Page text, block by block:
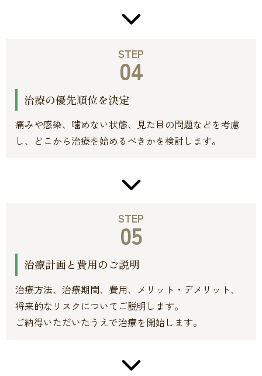
STEP
04
治療の優先順位を決定
痛みや感染、噛めない状態、見た目の問題などを考慮
し、どこから治療を始めるべきかを検討します。
STEP
05
治療計画と費用のご説明
治療方法、治療期間、費用、メリット・デメリット、
将来的なリスクについてご説明します。
ご納得いただいたうえで治療を開始します。